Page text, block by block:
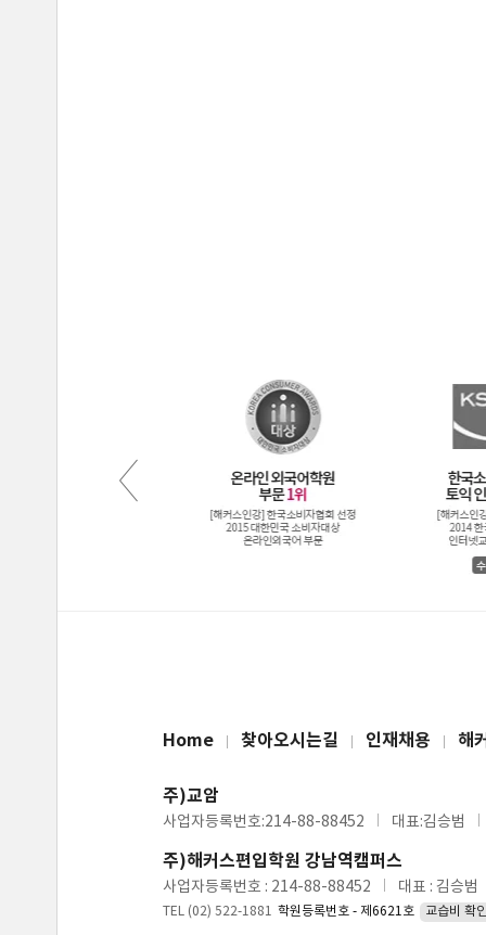
Home 찾아오시는길 인재채용 해
주)교암
사업자등록번호:214-88-88452 대표:김승범
주)해커스편입학원 강남역캠퍼스
사업자등록번호 : 214-88-88452 대표 : 김승범
TEL (02) 522-1881 학원등록번호 - 제6621호 교습비 확